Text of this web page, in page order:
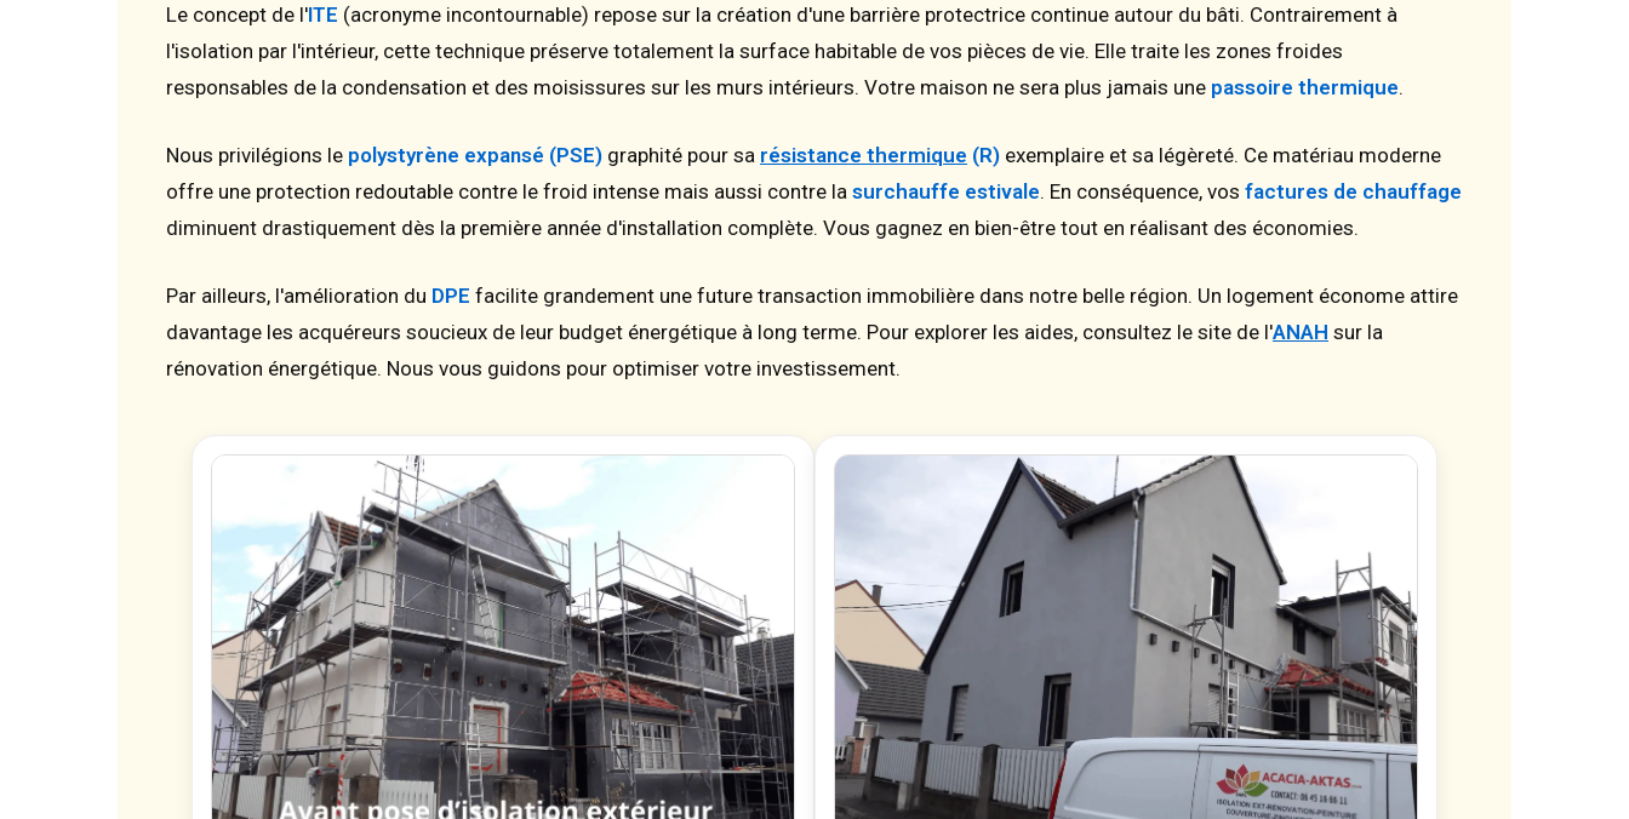
Le concept de l'ITE (acronyme incontournable) repose sur la création d'une barrière protectrice continue autour du bâti. Contrairement à
l'isolation par l'intérieur, cette technique préserve totalement la surface habitable de vos pièces de vie. Elle traite les zones froides
responsables de la condensation et des moisissures sur les murs intérieurs. Votre maison ne sera plus jamais une passoire thermique.
Nous privilégions le polystyrène expansé (PSE) graphité pour sa résistance thermique (R) exemplaire et sa légèreté. Ce matériau moderne
offre une protection redoutable contre le froid intense mais aussi contre la surchauffe estivale. En conséquence, vos factures de chauffage
diminuent drastiquement dès la première année d'installation complète. Vous gagnez en bien-être tout en réalisant des économies.
Par ailleurs, l'amélioration du DPE facilite grandement une future transaction immobilière dans notre belle région. Un logement économe attire
davantage les acquéreurs soucieux de leur budget énergétique à long terme. Pour explorer les aides, consultez le site de l'ANAH sur la
rénovation énergétique. Nous vous guidons pour optimiser votre investissement.